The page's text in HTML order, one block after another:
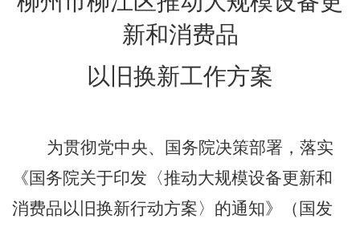
新和消费品
以旧换新工作方案
为贯彻党中央、国务院决策部署，落实
《国务院关于印发〈推动大规模设备更新和
消费品以旧换新行动方案〉的通知》（国发